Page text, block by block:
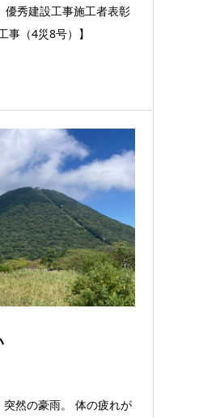
秀建設工事施工者表彰
事（4災8号）】
然の豪雨。 体の疲れが